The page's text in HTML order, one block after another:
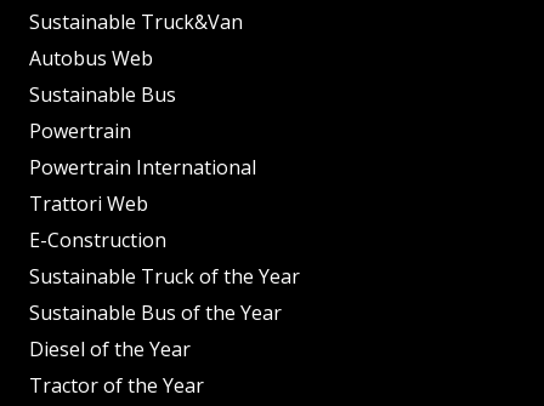
Sustainable Truck&Van
Autobus Web
Sustainable Bus
Powertrain
Powertrain International
Trattori Web
E-Construction
Sustainable Truck of the Year
Sustainable Bus of the Year
Diesel of the Year
Tractor of the Year